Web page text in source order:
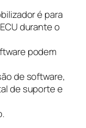
é para
durante o
podem
de software,
de suporte e